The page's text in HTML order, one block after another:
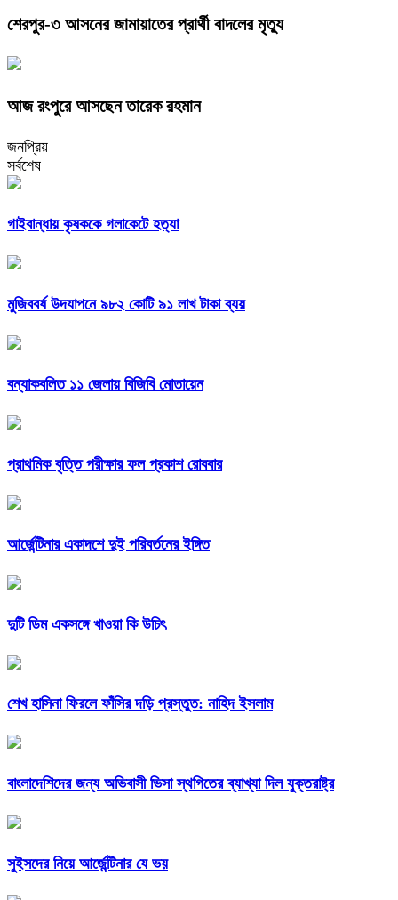
শেরপুর-৩ আসনের জামায়াতের প্রার্থী বাদলের মৃত্যু
আজ রংপুরে আসছেন তারেক রহমান
জনপ্রিয়
সর্বশেষ
গাইবান্ধায় কৃষককে গলাকেটে হত্যা
মুজিববর্ষ উদযাপনে ৯৮২ কোটি ৯১ লাখ টাকা ব্যয়
বন্যাকবলিত ১১ জেলায় বিজিবি মোতায়েন
প্রাথমিক বৃত্তি পরীক্ষার ফল প্রকাশ রোববার
আর্জেন্টিনার একাদশে দুই পরিবর্তনের ইঙ্গিত
দুটি ডিম একসঙ্গে খাওয়া কি উচিৎ
শেখ হাসিনা ফিরলে ফাঁসির দড়ি প্রস্তুত: নাহিদ ইসলাম
বাংলাদেশিদের জন্য অভিবাসী ভিসা স্থগিতের ব্যাখ্যা দিল যুক্তরাষ্ট্র
সুইসদের নিয়ে আর্জেন্টিনার যে ভয়